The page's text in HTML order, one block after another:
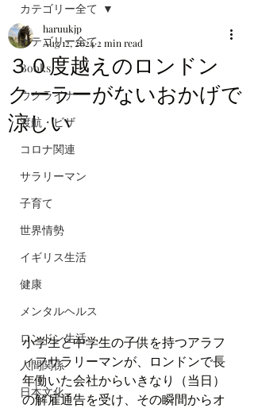
カテゴリー全て
Books
ウクライナ
渡航・ビザ
コロナ関連
サラリーマン
子育て
世界情勢
イギリス生活
健康
メンタルヘルス
ロンドン生活
人間関係
日本文化
カテゴリー全て
３０度越えのロンドン
クーラーがないおかげで
涼しい
haruukjp
Aug 12, 2024 2 min read
小学生と中学生の子供を持つアラフ
ィフサラリーマンが、ロンドンで長
年働いた会社からいきなり（当日）
の解雇通告を受け、その瞬間からオ